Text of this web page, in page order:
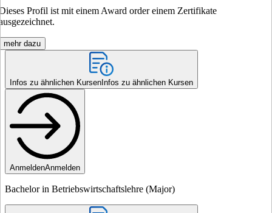
Profil ist mit einem Award order einem Zertifikate
mehr dazu
Infos zu ähnlichen Kursen Infos zu ähnlichen Kursen
AnmeldenAnmelden
Bachelor in Betriebswirtschaftslehre (Major)